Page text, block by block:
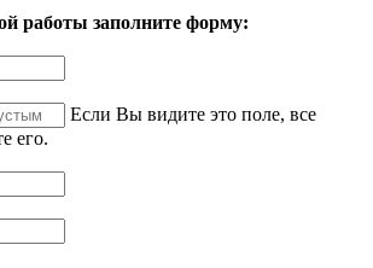
работы заполните форму:
Если Вы видите это поле, все
его.